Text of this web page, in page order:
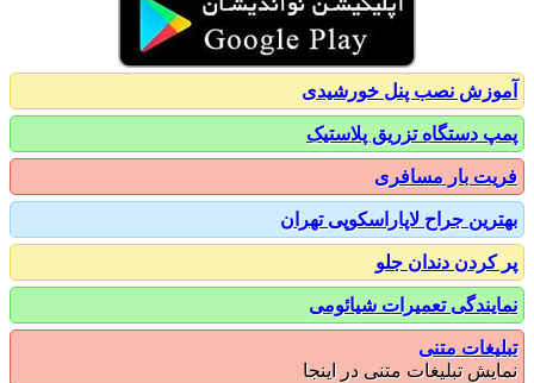
نصب پنل خورشیدی
دستگاه تزریق پلاستیک
بار مسافری
جراح لاپاراسکوپی تهران
دندان جلو
تعمیرات شیائومی
متنی
تبلیغات متنی در اینجا